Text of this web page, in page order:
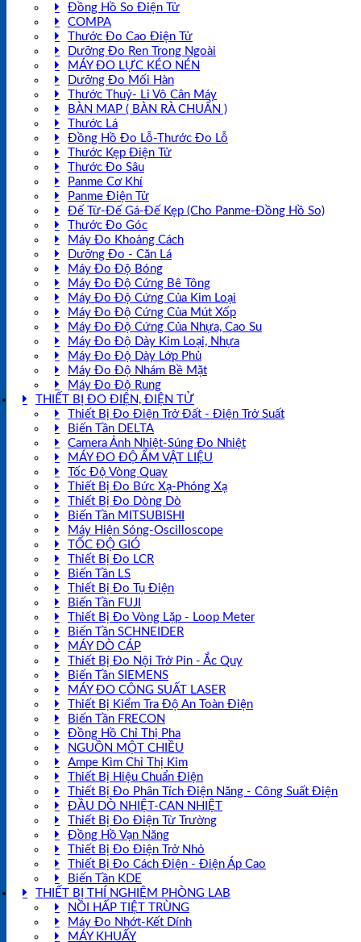
Đồng Hồ So Điện Tử
COMPA
Thước Đo Cao Điện Tử
Dưỡng Đo Ren Trong Ngoài
MÁY ĐO LỰC KÉO NÉN
Dưỡng Đo Mối Hàn
Thước Thuỷ- Li Vô Cân Máy
BÀN MAP ( BÀN RÀ CHUẨN )
Thước Lá
Đồng Hồ Đo Lỗ-Thước Đo Lỗ
Thước Kẹp Điện Tử
Thước Đo Sâu
Panme Cơ Khí
Panme Điện Tử
Đế Từ-Đế Gá-Đế Kẹp (Cho Panme-Đồng Hồ So)
Thước Đo Góc
Máy Đo Khoảng Cách
Dưỡng Đo - Căn Lá
Máy Đo Độ Bóng
Máy Đo Độ Cứng Bê Tông
Máy Đo Độ Cứng Của Kim Loại
Máy Đo Độ Cứng Của Mút Xốp
Máy Đo Độ Cứng Của Nhựa, Cao Su
Máy Đo Độ Dày Kim Loại, Nhựa
Máy Đo Độ Dày Lớp Phủ
Máy Đo Độ Nhám Bề Mặt
Máy Đo Độ Rung
THIẾT BỊ ĐO ĐIỆN, ĐIỆN TỬ
Thiết Bị Đo Điện Trở Đất - Điện Trở Suất
Biến Tần DELTA
Camera Ảnh Nhiệt-Súng Đo Nhiệt
MÁY ĐO ĐỘ ẨM VẬT LIỆU
Tốc Độ Vòng Quay
Thiết Bị Đo Bức Xạ-Phóng Xạ
Thiết Bị Đo Dòng Dò
Biến Tần MITSUBISHI
Máy Hiện Sóng-Oscilloscope
TỐC ĐỘ GIÓ
Thiết Bị Đo LCR
Biến Tần LS
Thiết Bị Đo Tụ Điện
Biến Tần FUJI
Thiết Bị Đo Vòng Lặp - Loop Meter
Biến Tần SCHNEIDER
MÁY DÒ CÁP
Thiết Bị Đo Nội Trở Pin - Ắc Quy
Biến Tần SIEMENS
MÁY ĐO CÔNG SUẤT LASER
Thiết Bị Kiểm Tra Độ An Toàn Điện
Biến Tần FRECON
Đồng Hồ Chỉ Thị Pha
NGUỒN MỘT CHIỀU
Ampe Kìm Chỉ Thị Kim
Thiết Bị Hiệu Chuẩn Điện
Thiết Bị Đo Phân Tích Điện Năng - Công Suất Điện
ĐẦU DÒ NHIỆT-CAN NHIỆT
Thiết Bị Đo Điện Từ Trường
Đồng Hồ Vạn Năng
Thiết Bị Đo Điện Trở Nhỏ
Thiết Bị Đo Cách Điện - Điện Áp Cao
Biến Tần KDE
THIẾT BỊ THÍ NGHIỆM PHÒNG LAB
NỒI HẤP TIỆT TRÙNG
Máy Đo Nhớt-Kết Dính
MÁY KHUẤY